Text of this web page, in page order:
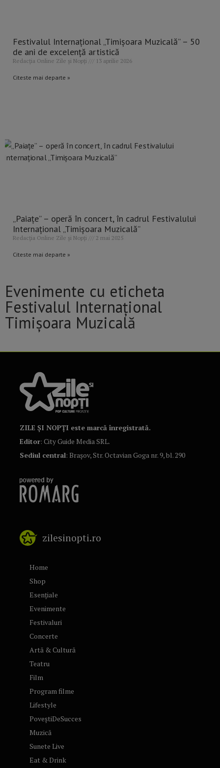
Festivalul Internațional „Timișoara Muzicală” – 50
de ani de excelență artistică
Redacția Online Zile și Nopți 13 aprilie 2026
Citeste mai departe »
„Paiațe” – operă în concert, în cadrul Festivalului
Internațional „Timișoara Muzicală”
Redacția Online Zile și Nopți 2 mai 2025
Citeste mai departe »
Evenimente cu eticheta
Festivalul Internațional
Timișoara Muzicală
ZILE ȘI NOPȚI este marcă înregistrată.
Editor: City Guide Media SRL.
Sediul central: Brașov, Str. Octavian Goga nr. 9, bl. 290
zilesinopti.ro
Home
Shop
Esențiale
Evenimente
Festivaluri
Concerte
Artă & Cultură
Teatru
Film
Program filme
Lifestyle
PoveștiDeSucces
Muzică
Sunete Live
Eat & Drink